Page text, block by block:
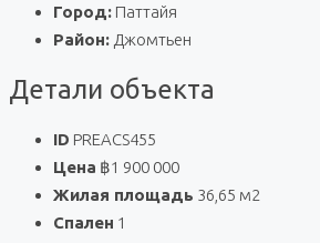
Город: Паттайя
Район: Джомтьен
Детали объекта
ID PREACS455
Цена ฿1 900 000
Жилая площадь 36,65 м2
Спален 1